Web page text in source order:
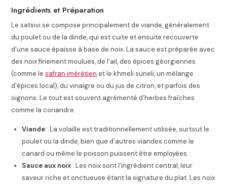
Ingrédients et Préparation
Le satsivi se compose principalement de viande, généralement
du poulet ou de la dinde, qui est cuite et ensuite recouverte
d’une sauce épaisse à base de noix. La sauce est préparée avec
des noix finement moulues, de l’ail, des épices géorgiennes
(comme lesafran imérétien et le khmeli suneli, un mélange
d’épices local), du vinaigre ou du jus de citron, et parfois des
oignons. Le tout est souvent agrémenté d’herbes fraîches
comme la coriandre.
Viande : La volaille est traditionnellement utilisée, surtout le
poulet ou la dinde, bien que d’autres viandes comme le
canard ou même le poisson puissent être employées.
Sauce aux noix : Les noix sont l’ingrédient central, leur
saveur riche et onctueuse étant la signature du plat. Les noix